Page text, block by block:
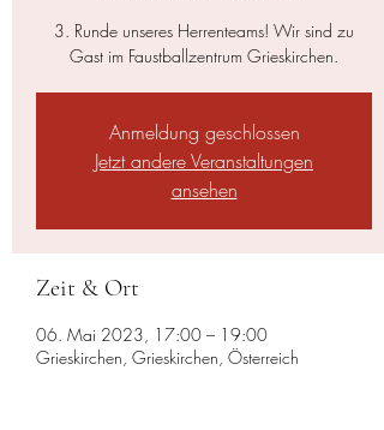
3. Runde unseres Herrenteams! Wir sind zu
Gast im Faustballzentrum Grieskirchen.
Anmeldung geschlossen
Jetzt andere Veranstaltungen
ansehen
Zeit & Ort
06. Mai 2023, 17:00 – 19:00
Grieskirchen, Grieskirchen, Österreich